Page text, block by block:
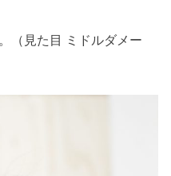
（見た目 ミドルダメー